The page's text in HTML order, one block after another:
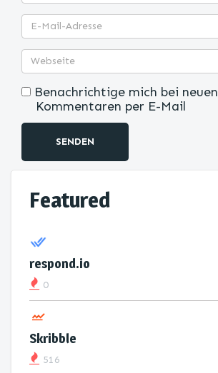
Benachrichtige mich bei neuen
Kommentaren per E-Mail
SENDEN
Featured
respond.io
0
Skribble
516